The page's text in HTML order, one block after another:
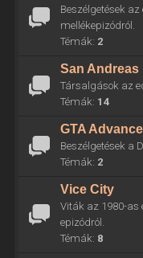
Beszélgetések
mellékepizódról.
Témák: 2
San Andreas
Társalgások az
Témák: 14
GTA Advance
Beszélgetések a
Témák: 2
Vice City
Viták az 1980-as
epizódról.
Témák: 8